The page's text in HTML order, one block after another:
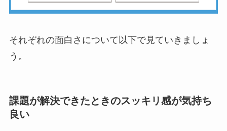
それぞれの面白さについて以下で見ていきましょ
う。
課題が解決できたときのスッキリ感が気持ち
良い